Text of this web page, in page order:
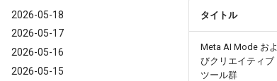
2026-05-18
2026-05-17
2026-05-16
2026-05-15
タイトル
Meta AI Mode およ
びクリエイティブ
ツール群